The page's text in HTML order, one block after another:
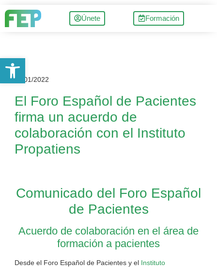
Únete Formación
11/01/2022
El Foro Español de Pacientes
firma un acuerdo de
colaboración con el Instituto
Propatiens
Comunicado del Foro Español
de Pacientes
Acuerdo de colaboración en el área de
formación a pacientes
Desde el Foro Español de Pacientes y el Instituto
Abrir barra de herramientas